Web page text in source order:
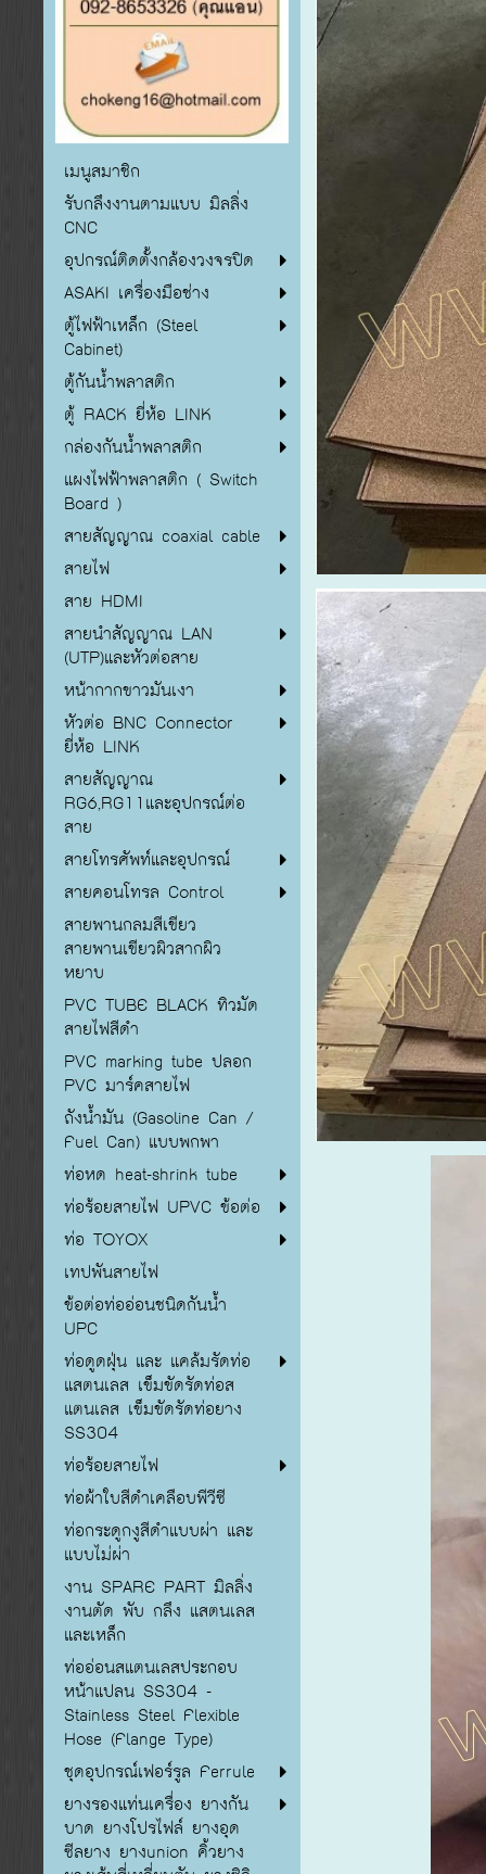
เมนูสมาชิก
รับกลึงงานตามแบบ มิลลิ่ง
CNC
อุปกรณ์ติดตั้งกล้องวงจรปิด
ASAKI เครื่องมือช่าง
ตู้ไฟฟ้าเหล็ก (Steel
Cabinet)
ตู้กันน้ำพลาสติก
ตู้ RACK ยี่ห้อ LINK
กล่องกันน้ำพลาสติก
แผงไฟฟ้าพลาสติก ( Switch
Board )
สายสัญญาณ coaxial cable
สายไฟ
สาย HDMI
สายนำสัญญาณ LAN
(UTP)และหัวต่อสาย
หน้ากากขาวมันเงา
หัวต่อ BNC Connector
ยี่ห้อ LINK
สายสัญญาณ
RG6,RG11และอุปกรณ์ต่อ
สาย
สายโทรศัพท์และอุปกรณ์
สายคอนโทรล Control
สายพานกลมสีเขียว
สายพานเขียวผิวสากผิว
หยาบ
PVC TUBE BLACK ทิวมัด
สายไฟสีดำ
PVC marking tube ปลอก
PVC มาร์คสายไฟ
ถังน้ำมัน (Gasoline Can /
Fuel Can) แบบพกพา
ท่อหด heat-shrink tube
ท่อร้อยสายไฟ UPVC ข้อต่อ
ท่อ TOYOX
เทปพันสายไฟ
ข้อต่อท่ออ่อนชนิดกันน้ำ
UPC
ท่อดูดฝุ่น และ แคล้มรัดท่อ
แสตนเลส เข็มขัดรัดท่อส
แตนเลส เข็มขัดรัดท่อยาง
SS304
ท่อร้อยสายไฟ
ท่อผ้าใบสีดำเคลือบพีวีซี
ท่อกระดูกงูสีดำแบบผ่า และ
แบบไม่ผ่า
งาน SPARE PART มิลลิ่ง
งานตัด พับ กลึง แสตนเลส
และเหล็ก
ท่ออ่อนสแตนเลสประกอบ
หน้าแปลน SS304 -
Stainless Steel Flexible
Hose (Flange Type)
ชุดอุปกรณ์เฟอร์รูล Ferrule
ยางรองแท่นเครื่อง ยางกัน
บาด ยางโปรไฟล์ ยางอุด
ซีลยาง ยางunion คิ้วยาง